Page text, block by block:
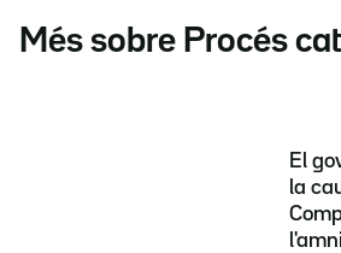
Més sobre Procés
El
la